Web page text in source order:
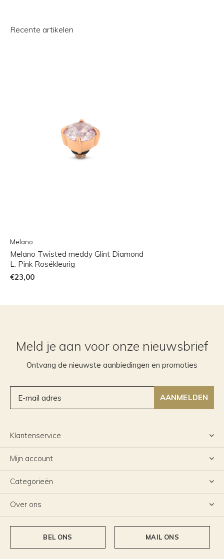
Recente artikelen
Melano
Melano Twisted meddy Glint Diamond
L. Pink Rosékleurig
€23,00
Meld je aan voor onze nieuwsbrief
Ontvang de nieuwste aanbiedingen en promoties
AANMELDEN
Klantenservice
Mijn account
Categorieën
Over ons
BEL ONS MAIL ONS